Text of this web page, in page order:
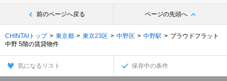
前のページへ戻る ページの先頭へ
CHINTAIトップ 東京都 東京23区 中野区 中野駅
プラウドフラット
中野 5階の賃貸物件
気になるリスト 保存中の条件